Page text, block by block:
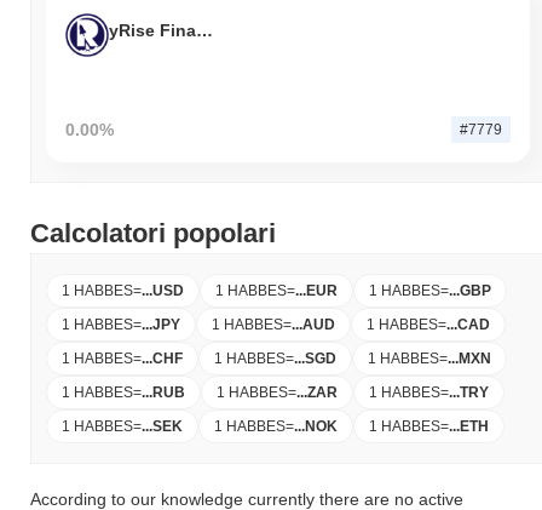
yRise Finance
0.00% #7779
Calcolatori popolari
1 HABBES=...USD 1 HABBES=...EUR 1 HABBES=...GBP
1 HABBES=...JPY 1 HABBES=...AUD 1 HABBES=...CAD
1 HABBES=...CHF 1 HABBES=...SGD 1 HABBES=...MXN
1 HABBES=...RUB 1 HABBES=...ZAR 1 HABBES=...TRY
1 HABBES=...SEK 1 HABBES=...NOK 1 HABBES=...ETH
According to our knowledge currently there are no active